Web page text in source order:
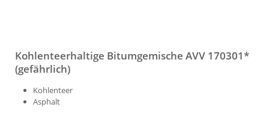
Kohlenteerhaltige Bitumgemische AVV 170301*
(gefährlich)
Kohlenteer
Asphalt